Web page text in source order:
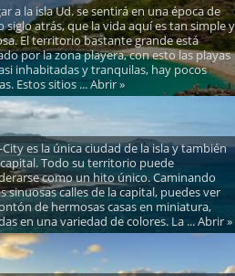
a la isla Ud. se sentirá en una época de
siglo atrás, que la vida aquí es tan simple y
El territorio bastante grande está
por la zona playera, con esto las playas
inhabitadas y tranquilas, hay pocos
Estos sitios ... Abrir »
es la única ciudad de la isla y también
Todo su territorio puede
como un hito único. Caminando
sinuosas calles de la capital, puedes ver
de hermosas casas en miniatura,
en una variedad de colores. La ... Abrir »